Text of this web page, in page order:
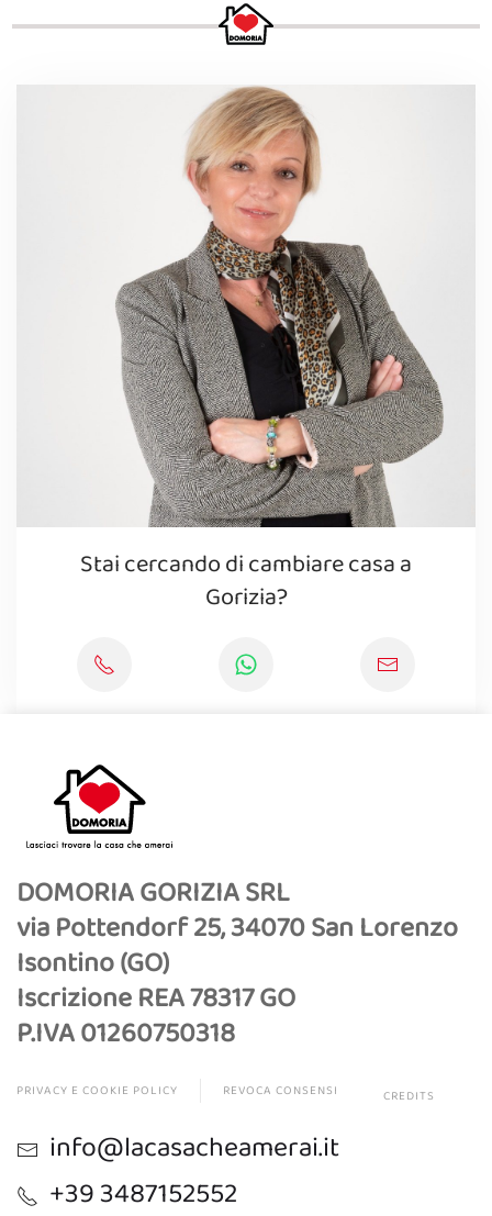
Stai cercando di cambiare casa a
Gorizia?
DOMORIA GORIZIA SRL
via Pottendorf 25, 34070 San Lorenzo
Isontino (GO)
Iscrizione REA 78317 GO
P.IVA 01260750318
PRIVACY E COOKIE POLICY REVOCA CONSENSI CREDITS
info@lacasacheamerai.it
+39 3487152552